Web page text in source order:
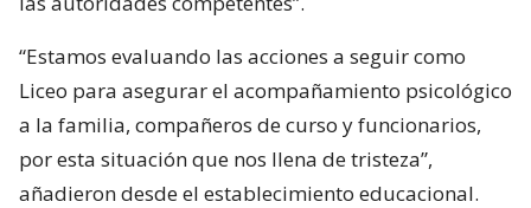
“Estamos evaluando las acciones a seguir como
Liceo para asegurar el acompañamiento psicológico
a la familia, compañeros de curso y funcionarios,
por esta situación que nos llena de tristeza”,
añadieron desde el establecimiento educacional.